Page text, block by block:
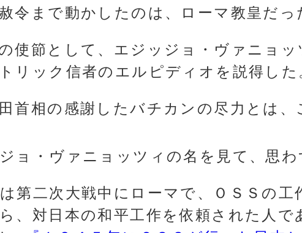
令まで動かしたのは、ローマ教皇だっ
使節として、エジッジョ・ヴァニョ
リック信者のエルピディオを説得した
首相の感謝したバチカンの尽力とは、
ョ・ヴァニョッツィの名を見て、思わ
第二次大戦中にローマで、ＯＳＳの工
、対日本の和平工作を依頼された人で